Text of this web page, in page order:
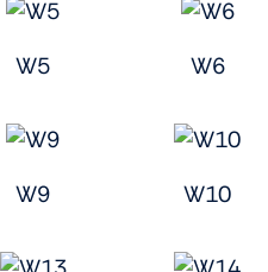
W5 W6
W9 W10